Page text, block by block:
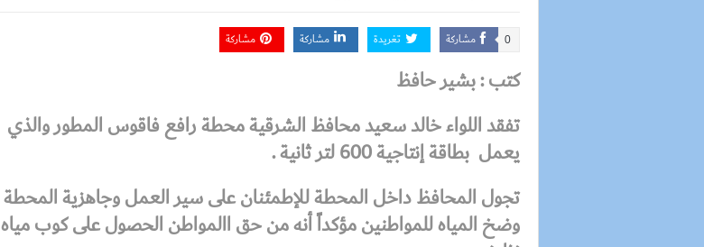
مشاركة 0 تغريدة مشاركة مشاركة
كتب : بشير حافظ
تفقد اللواء خالد سعيد محافظ الشرقية محطة رافع فاقوس المطور والذي
يعمل بطاقة إنتاجية 600 لتر ثانية .
تجول المحافظداخل المحطة للإطمئنان على سير العمل وجاهزية المحطة
وضخ المياه للمواطنين مؤكداً أنه من حق االمواطن الحصول على كوب مياه